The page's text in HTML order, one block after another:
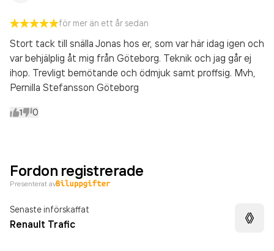
för mer än ett år sedan
Stort tack till snälla Jonas hos er, som var här idag igen och
var behjälplig åt mig från Göteborg. Teknik och jag går ej
ihop. Trevligt bemötande och ödmjuk samt proffsig. Mvh,
Pernilla Stefansson Göteborg
1 0
Fordon registrerade
Presenterat av
Senaste införskaffat
Renault Trafic